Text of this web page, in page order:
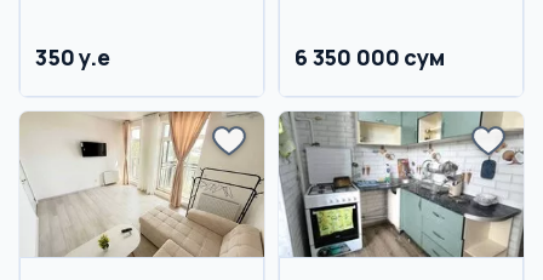
350 y.e 6 350 000 сум